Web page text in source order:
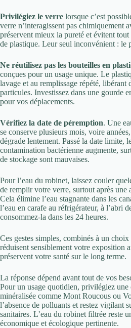
Privilégiez le verre lorsque c’est
verre n’interagissent pas chimiquement
préservent mieux la pureté et évitent
de plastique. Leur seul inconvénient : le
Ne réutilisez pas les bouteilles en
conçues pour un usage unique. Le
lavage et au remplissage répété, libérant
particules. Investissez dans une gourde
pour vos déplacements.
Vérifiez la date de péremption. Une
se conserve plusieurs mois, voire
dégrade lentement. Passé la date limite,
contamination bactérienne augmente,
de stockage sont mauvaises.
Pour l’eau du robinet, laissez couler
de remplir votre verre, surtout après une
Cela élimine l’eau stagnante dans les
l’eau en carafe au réfrigérateur, à l’abri
consommez-la dans les 24 heures.
Ces gestes simples, combinés à un choix
réduisent sensiblement votre exposition
préservent votre santé sur le long terme.
La réponse dépend avant tout de vos
Pour un usage quotidien, privilégiez une
minéralisée comme Mont Roucous ou
l’absence de polluants et restez vigilant
sanitaires. L’eau du robinet filtrée reste
économique et écologique pertinente.